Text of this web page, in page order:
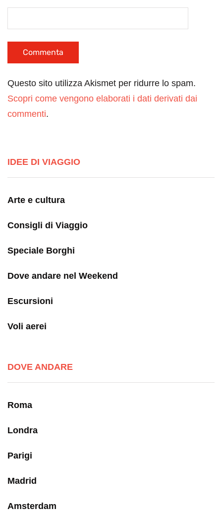
Questo sito utilizza Akismet per ridurre lo spam.
Scopri come vengono elaborati i dati derivati dai
commenti.
IDEE DI VIAGGIO
Arte e cultura
Consigli di Viaggio
Speciale Borghi
Dove andare nel Weekend
Escursioni
Voli aerei
DOVE ANDARE
Roma
Londra
Parigi
Madrid
Amsterdam